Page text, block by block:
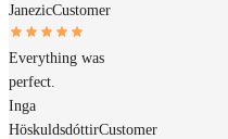
JanezicCustomer
Everything was
perfect.
Inga
HöskuldsdóttirCustomer